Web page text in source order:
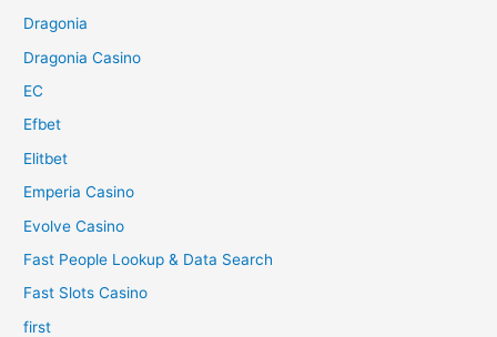
Dragonia
Dragonia Casino
EC
Efbet
Elitbet
Emperia Casino
Evolve Casino
Fast People Lookup & Data Search
Fast Slots Casino
first